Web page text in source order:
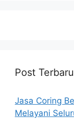
Post Terbaru
Jasa Coring
Melayani